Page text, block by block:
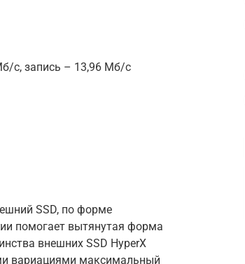
с, запись – 13,96 Мб/с
SSD, по форме
помогает вытянутая форма
внешних SSD HyperX
вариациями максимальный